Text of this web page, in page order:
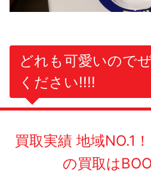
どれも可愛いので
ください!!!!
買取実績 地域NO.1
の買取は